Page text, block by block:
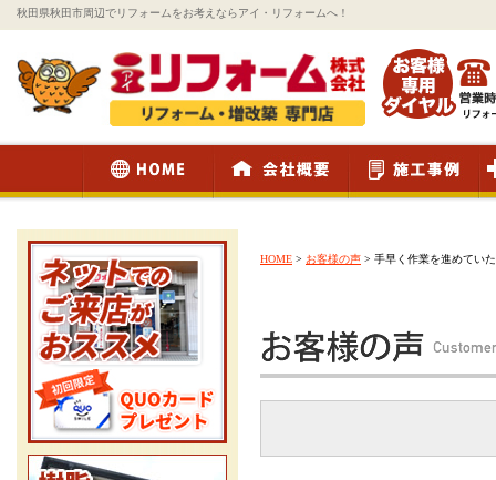
秋田県秋田市周辺でリフォームをお考えならアイ・リフォームへ！
HOME > お客様の声 > 手早く作業を進めてい